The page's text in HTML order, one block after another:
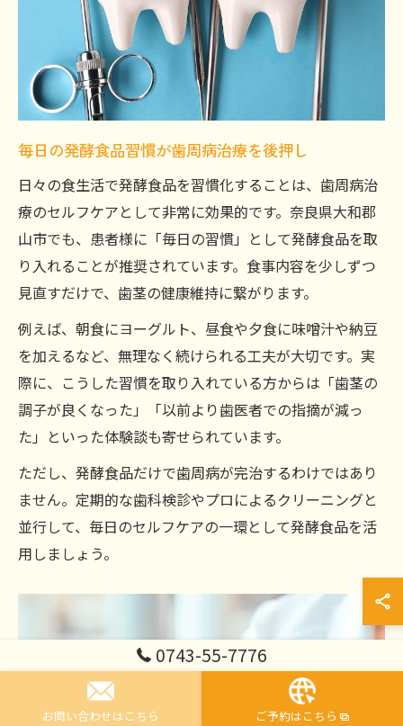
毎日の発酵食品習慣が歯周病治療を後押し
日々の食生活で発酵食品を習慣化することは、歯周病治
療のセルフケアとして非常に効果的です。奈良県大和郡
山市でも、患者様に「毎日の習慣」として発酵食品を取
り入れることが推奨されています。食事内容を少しずつ
見直すだけで、歯茎の健康維持に繋がります。
例えば、朝食にヨーグルト、昼食や夕食に味噌汁や納豆
を加えるなど、無理なく続けられる工夫が大切です。実
際に、こうした習慣を取り入れている方からは「歯茎の
調子が良くなった」「以前より歯医者での指摘が減っ
た」といった体験談も寄せられています。
ただし、発酵食品だけで歯周病が完治するわけではあり
ません。定期的な歯科検診やプロによるクリーニングと
並行して、毎日のセルフケアの一環として発酵食品を活
用しましょう。
0743-55-7776
お問い合わせはこちら ご予約はこちら